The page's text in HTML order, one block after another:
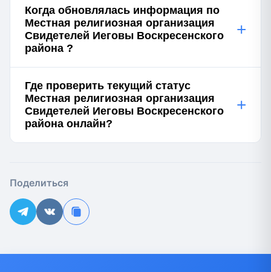
Когда обновлялась информация по
Местная религиозная организация
Свидетелей Иеговы Воскресенского
района ?
+
Где проверить текущий статус
Местная религиозная организация
Свидетелей Иеговы Воскресенского
района онлайн?
+
Поделиться